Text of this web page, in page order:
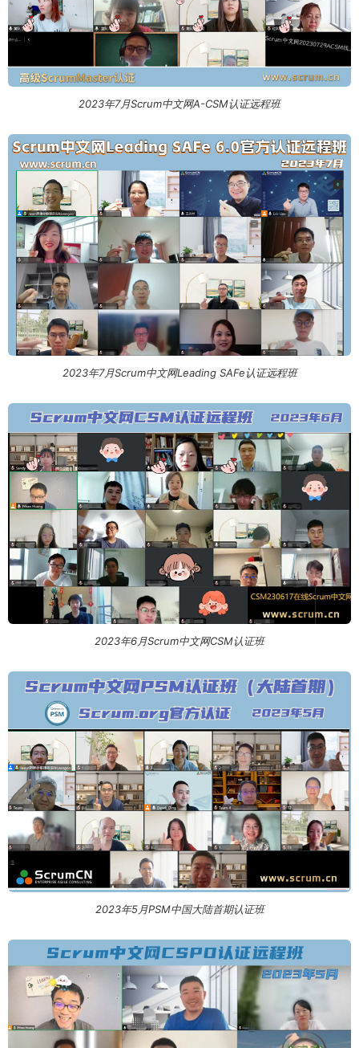
2023年7月Scrum中文网A-CSM认证远程班
2023年7月Scrum中文网Leading SAFe认证远程班
2023年6月Scrum中文网CSM认证班
2023年5月PSM中国大陆首期认证班